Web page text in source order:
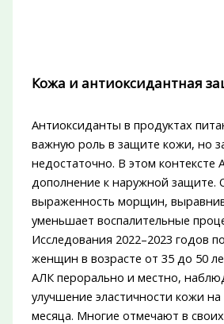
Кожа и антиоксидантная
Антиоксиданты в продуктах
важную роль в защите кожи, но
недостаточно. В этом контексте
дополнение к наружной защите.
выраженность морщин,
уменьшает воспалительные
Исследования 2022–2023 годов
женщин в возрасте от 35 до 50
АЛК перорально и местно,
улучшение эластичности кожи на
месяца. Многие отмечают в